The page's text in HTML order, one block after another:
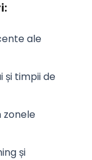
ale
și timpii de
și